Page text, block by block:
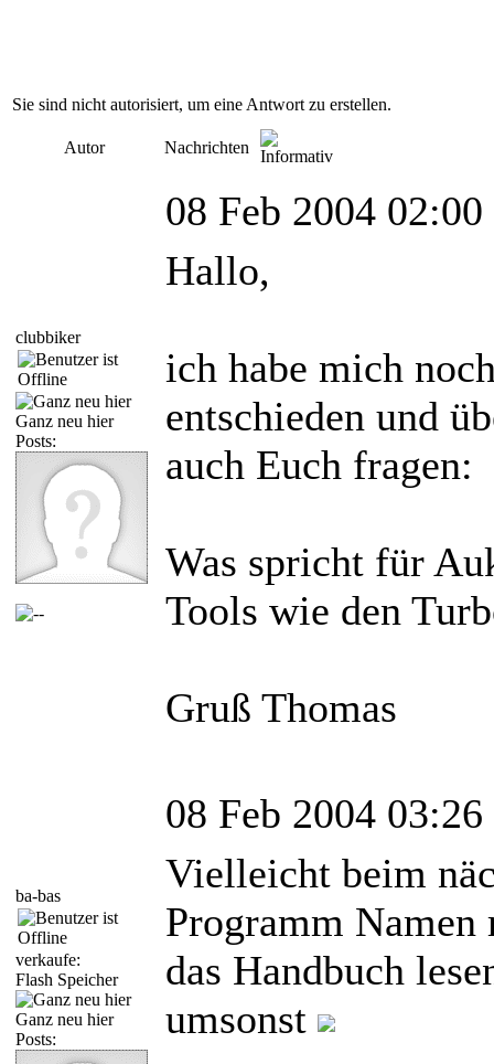
Sie sind nicht autorisiert, um eine Antwort zu erstellen.
Autor Nachrichten
clubbiker
Ganz neu hier
Posts:
08 Feb 2004 02:00
Hallo,
ich habe mich
entschieden und
auch Euch fragen:
Was spricht für
Tools wie den
Gruß Thomas
ba-bas
verkaufe:
Flash Speicher
Ganz neu hier
Posts:
08 Feb 2004 03:26
Vielleicht beim
Programm
das Handbuch
umsonst